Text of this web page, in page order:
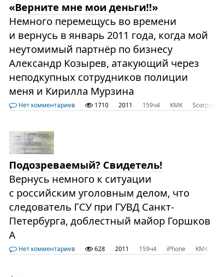
«Верните мне мои деньги!!»
Немного перемещусь во времени
и вернусь в январь 2011 года, когда мой
неутомимый партнёр по бизнесу
Александр Козырев, атакующий через
неподкупных сотрудников полиции
меня и Кирилла Мурзина
Нет комментариев 1710 2011 159ч4 KMK Scorpios33
Подозреваемый? Свидетель!
Вернусь немного к ситуации
с российским уголовным делом, что
следователь ГСУ при ГУВД Санкт-
Петербурга, доблестный майор Горшков
А
Нет комментариев 628 2011 159ч4 iPhone KMK